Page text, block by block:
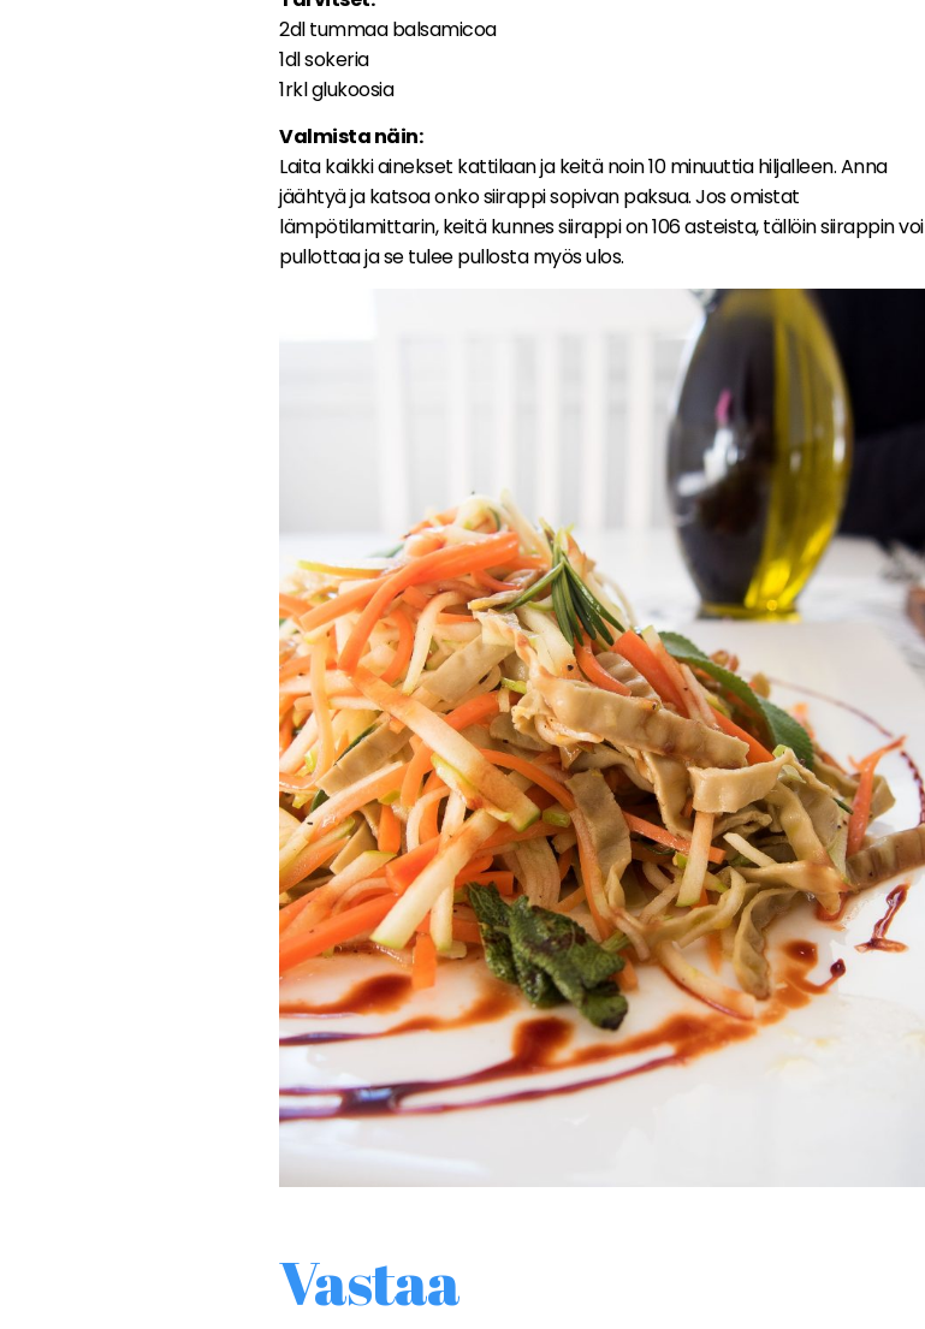
2dl tummaa balsamicoa
1dl sokeria
1rkl glukoosia
Valmista näin:
Laita kaikki ainekset kattilaan ja keitä noin 10 minuuttia hiljalleen. Anna
jäähtyä ja katsoa onko siirappi sopivan paksua. Jos omistat
lämpötilamittarin, keitä kunnes siirappi on 106 asteista, tällöin siirappin voi
pullottaa ja se tulee pullosta myös ulos.
Vastaa